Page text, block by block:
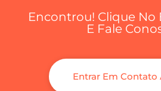
Encontrou! Clique No
E Fale
Entrar Em Contato